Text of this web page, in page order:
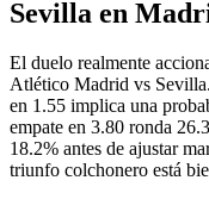
Sevilla en
El duelo realmente
Atlético Madrid vs
en 1.55 implica una
empate en 3.80 ronda
18.2% antes de ajustar
triunfo colchonero está